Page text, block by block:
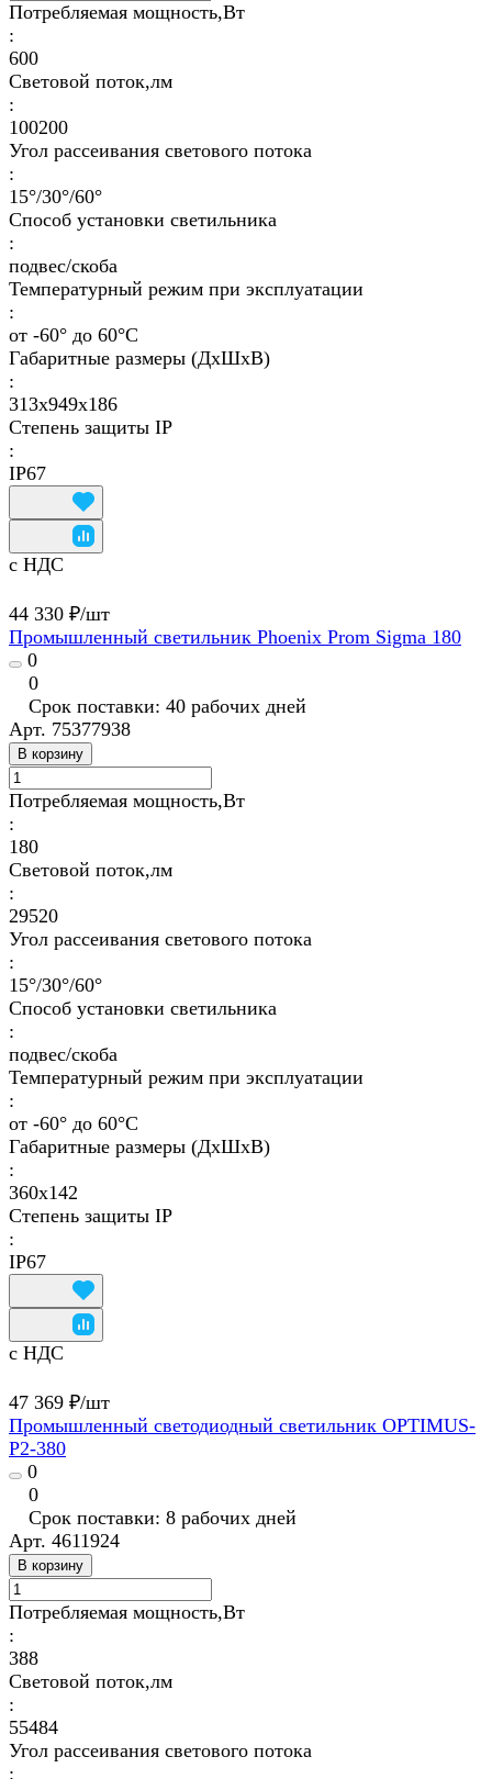
Потребляемая мощность,Вт
:
600
Световой поток,лм
:
100200
Угол рассеивания светового потока
:
15°/30°/60°
Способ установки светильника
:
подвес/скоба
Температурный режим при эксплуатации
:
от -60° до 60°C
Габаритные размеры (ДхШхВ)
:
313x949x186
Степень защиты IP
:
IP67
с НДС
44 330 ₽/шт
Промышленный светильник Phoenix Prom Sigma 180
0
0
Срок поставки: 40 рабочих дней
Арт. 75377938
В корзину
Потребляемая мощность,Вт
:
180
Световой поток,лм
:
29520
Угол рассеивания светового потока
:
15°/30°/60°
Способ установки светильника
:
подвес/скоба
Температурный режим при эксплуатации
:
от -60° до 60°C
Габаритные размеры (ДхШхВ)
:
360x142
Степень защиты IP
:
IP67
с НДС
47 369 ₽/шт
Промышленный светодиодный светильник OPTIMUS-
P2-380
0
0
Срок поставки: 8 рабочих дней
Арт. 4611924
В корзину
Потребляемая мощность,Вт
:
388
Световой поток,лм
:
55484
Угол рассеивания светового потока
: